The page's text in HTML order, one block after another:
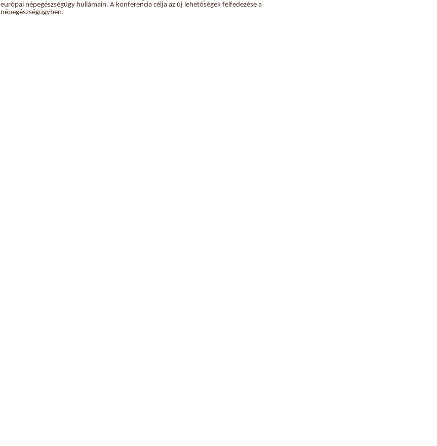
európai népegészségügy hullámain. A konferencia célja az új lehetőségek felfedezése a
népegészségügyben.